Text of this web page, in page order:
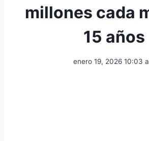
millones cada
15 años
enero 19, 2026 10:03